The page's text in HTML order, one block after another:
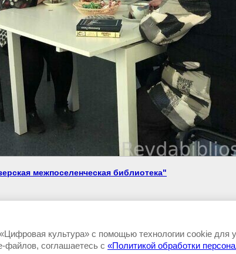
межпоселенческая библиотека"
культура» с помощью технологии cookie для
файлов, соглашаетесь с «Политикой обработки